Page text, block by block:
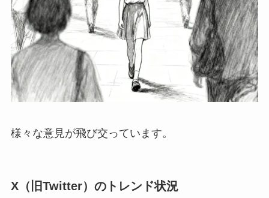
様々な意見が飛び交っています。
X（旧Twitter）のトレンド状況